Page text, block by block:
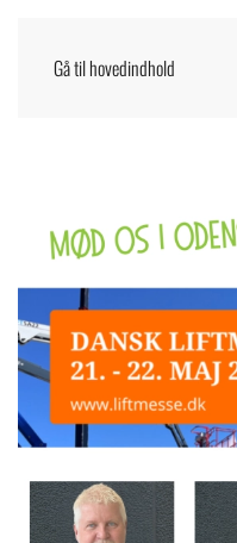
Gå til hovedindhold